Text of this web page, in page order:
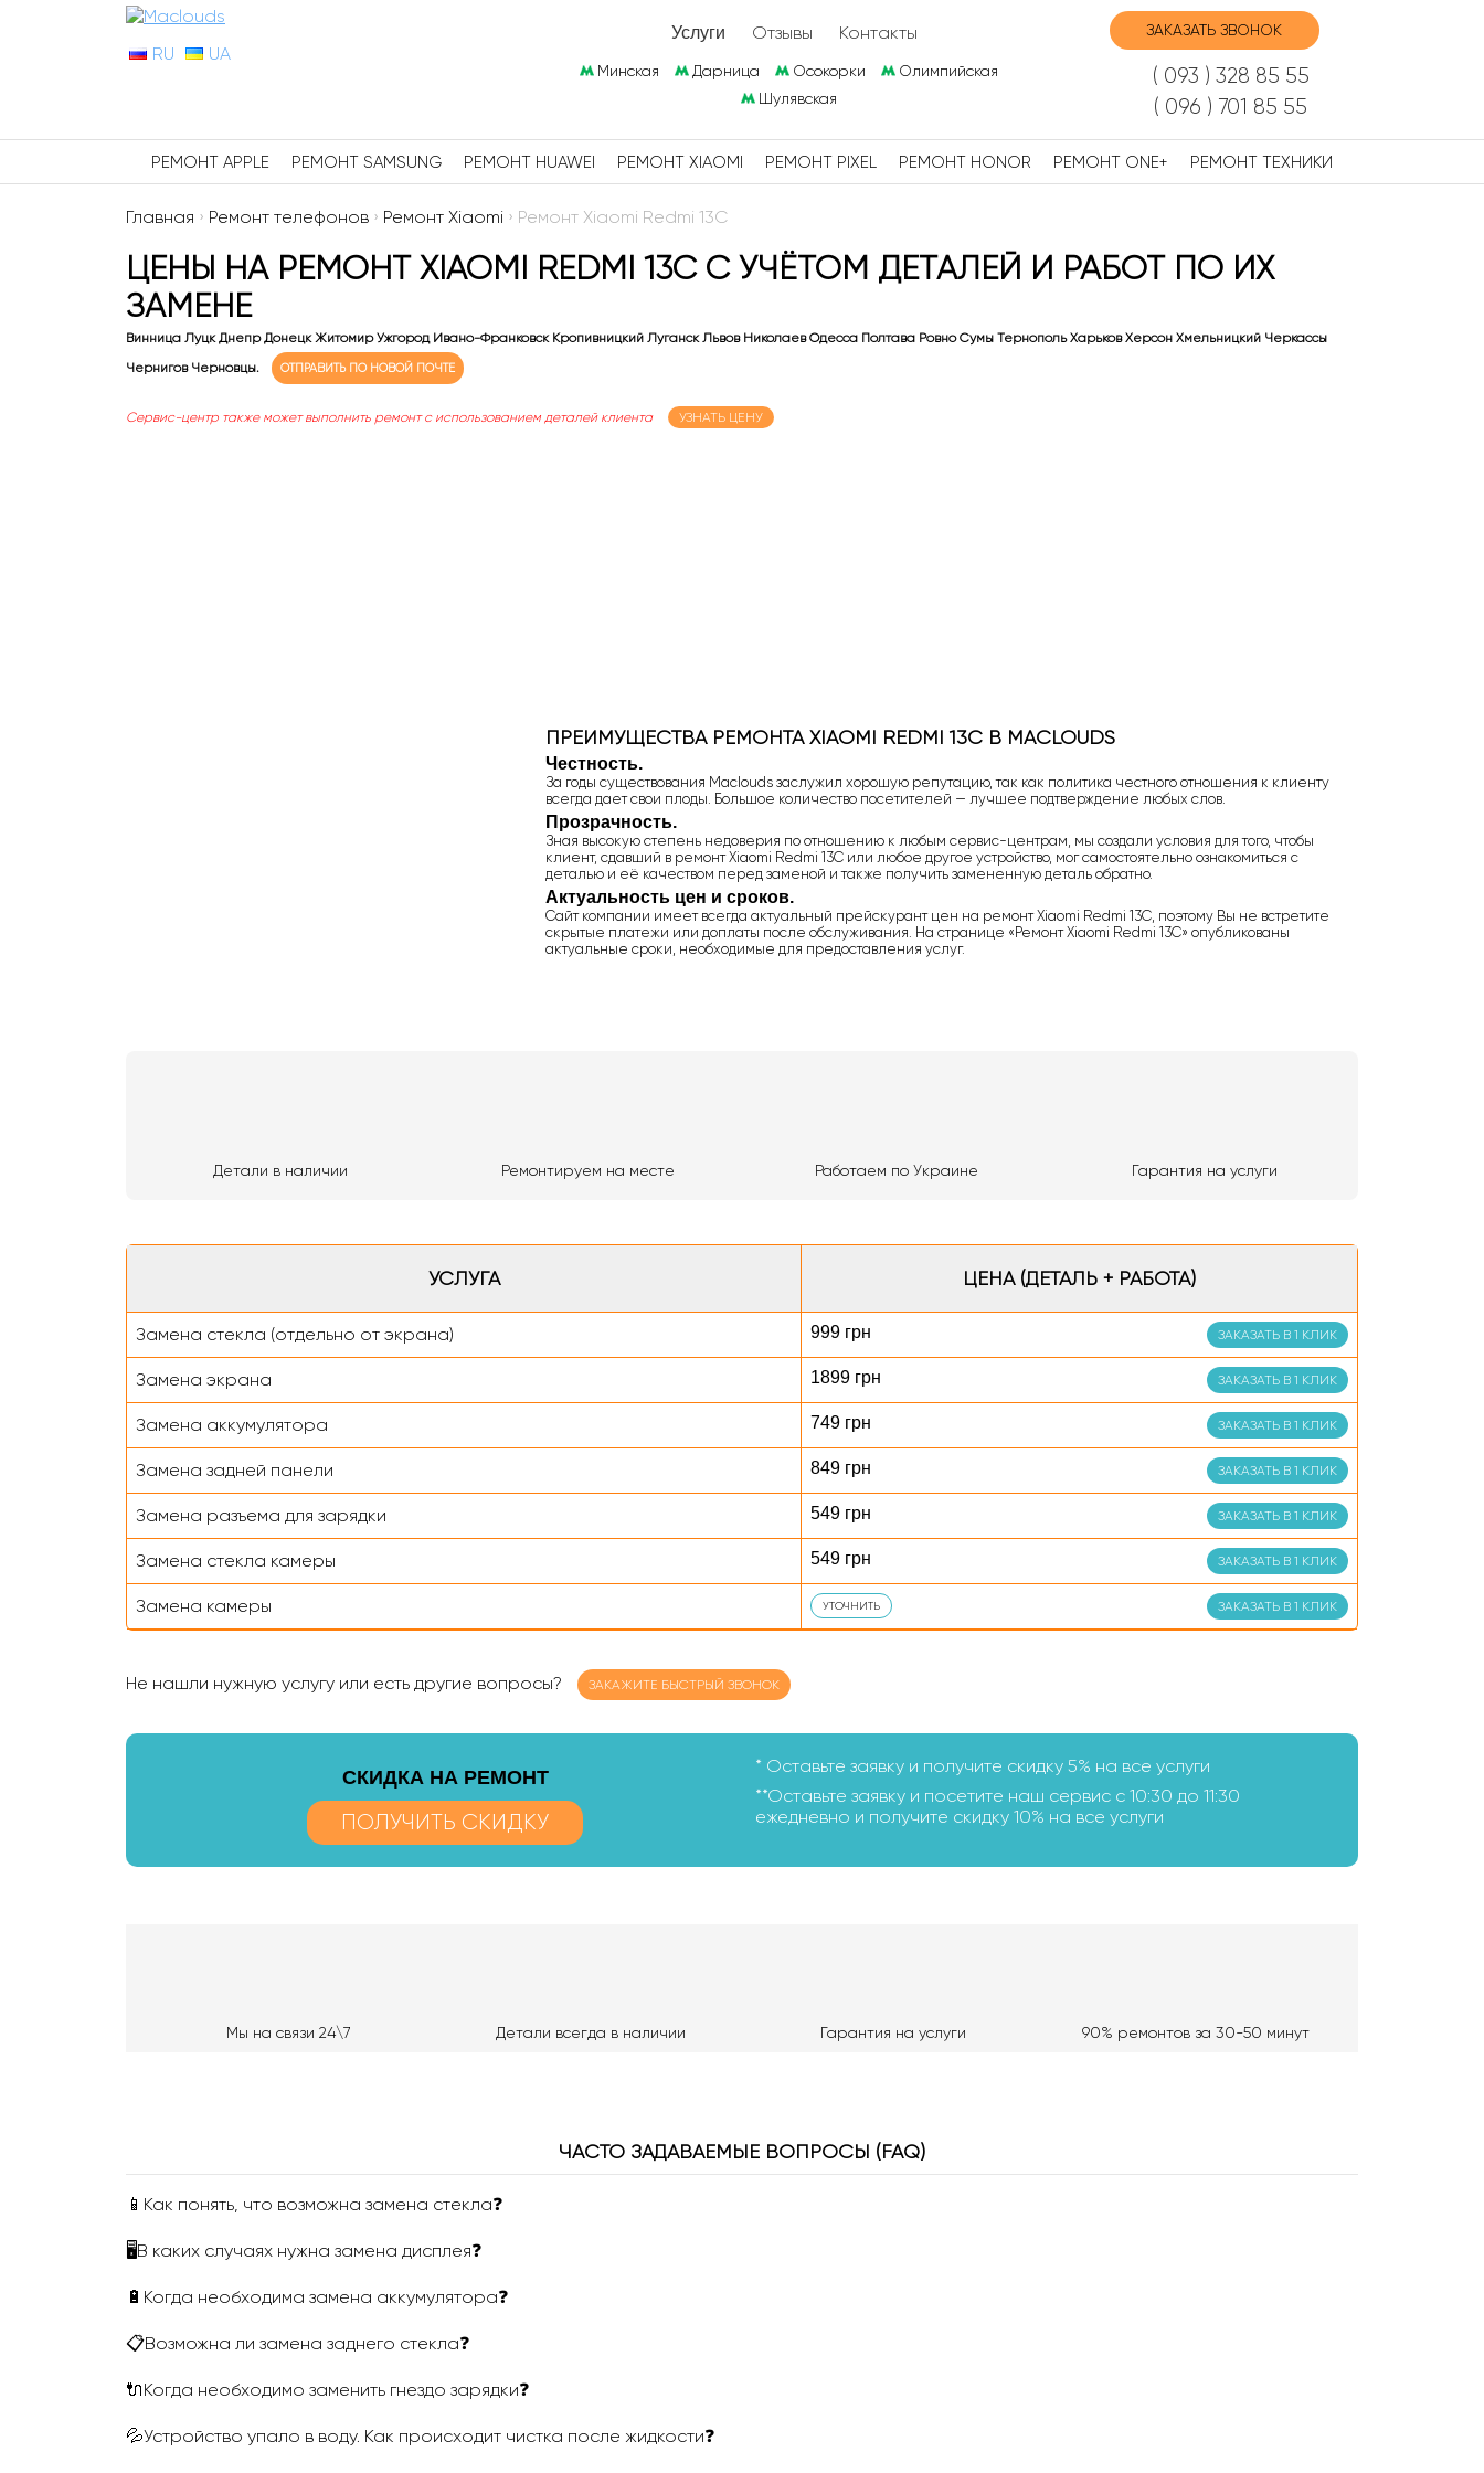
RU UA
Услуги Отзывы Контакты
Минская Дарница Осокорки
Олимпийская
Шулявская
ЗАКАЗАТЬ ЗВОНОК
( 093 ) 328 85 55
( 096 ) 701 85 55
РЕМОНТ APPLE РЕМОНТ SAMSUNG РЕМОНТ HUAWEI РЕМОНТ XIAOMI РЕМОНТ PIXEL РЕМОНТ HONOR РЕМОНТ ONE+ РЕМОНТ ТЕХНИКИ
Главная › Ремонт телефонов › Ремонт Xiaomi › Ремонт Xiaomi Redmi 13C
ЦЕНЫ НА РЕМОНТ XIAOMI REDMI 13C С УЧЁТОМ ДЕТАЛЕЙ И РАБОТ ПО ИХ
ЗАМЕНЕ
Винница Луцк Днепр Донецк Житомир Ужгород Ивано-Франковск Кропивницкий Луганск Львов Николаев Одесса Полтава Ровно Сумы Тернополь Харьков Херсон Хмельницкий Черкассы
Чернигов Черновцы.
ОТПРАВИТЬ ПО НОВОЙ ПОЧТЕ
Сервис-центр также может выполнить ремонт с использованием деталей клиента УЗНАТЬ ЦЕНУ
ПРЕИМУЩЕСТВА РЕМОНТА XIAOMI REDMI 13C В MACLOUDS
Честность.
За годы существования Maclouds заслужил хорошую репутацию, так как политика честного отношения к клиенту
всегда дает свои плоды. Большое количество посетителей — лучшее подтверждение любых слов.
Прозрачность.
Зная высокую степень недоверия по отношению к любым сервис-центрам, мы создали условия для того, чтобы
клиент, сдавший в ремонт Xiaomi Redmi 13C или любое другое устройство, мог самостоятельно ознакомиться с
деталью и её качеством перед заменой и также получить замененную деталь обратно.
Актуальность цен и сроков.
Сайт компании имеет всегда актуальный прейскурант цен на ремонт Xiaomi Redmi 13C, поэтому Вы не встретите
скрытые платежи или доплаты после обслуживания. На странице «Ремонт Xiaomi Redmi 13C» опубликованы
актуальные сроки, необходимые для предоставления услуг.
Детали в наличии Ремонтируем на месте Работаем по Украине Гарантия на услуги
УСЛУГА ЦЕНА (ДЕТАЛЬ + РАБОТА)
Замена стекла (отдельно от экрана) 999 грн ЗАКАЗАТЬ В 1 КЛИК
Замена экрана 1899 грн ЗАКАЗАТЬ В 1 КЛИК
Замена аккумулятора 749 грн ЗАКАЗАТЬ В 1 КЛИК
Замена задней панели 849 грн ЗАКАЗАТЬ В 1 КЛИК
Замена разъема для зарядки 549 грн ЗАКАЗАТЬ В 1 КЛИК
Замена стекла камеры 549 грн ЗАКАЗАТЬ В 1 КЛИК
Замена камеры УТОЧНИТЬ ЗАКАЗАТЬ В 1 КЛИК
Не нашли нужную услугу или есть другие вопросы? ЗАКАЖИТЕ БЫСТРЫЙ ЗВОНОК
CКИДКА НА РЕМОНТ
ПОЛУЧИТЬ СКИДКУ
* Оставьте заявку и получите скидку 5% на все услуги
**Оставьте заявку и посетите наш сервис с 10:30 до 11:30
ежедневно и получите скидку 10% на все услуги
Мы на связи 24\7 Детали всегда в наличии Гарантия на услуги 90% ремонтов за 30-50 минут
ЧАСТО ЗАДАВАЕМЫЕ ВОПРОСЫ (FAQ)
📱Как понять, что возможна замена стекла❓
🖥В каких случаях нужна замена дисплея❓
🔋Когда необходима замена аккумулятора❓
📋Возможна ли замена заднего стекла❓
🔌Когда необходимо заменить гнездо зарядки❓
💦Устройство упало в воду. Как происходит чистка после жидкости❓